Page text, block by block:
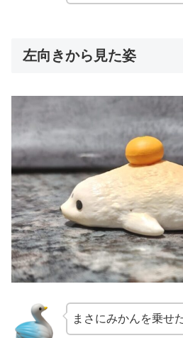
左向きから見た姿
まさにみかんを乗せ